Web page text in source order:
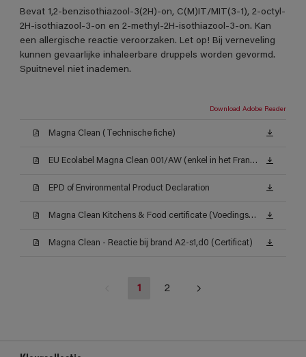
Bevat 1,2-benzisothiazool-3(2H)-on, C(M)IT/MIT(3-1), 2-octyl-
2H-isothiazool-3-on en 2-methyl-2H-isothiazool-3-on. Kan
een allergische reactie veroorzaken. Let op! Bij verneveling
kunnen gevaarlijke inhaleerbare druppels worden gevormd.
Spuitnevel niet inademen.
Download Adobe Reader
Magna Clean (Technische fiche)
EU Ecolabel Magna Clean 001/AW (enkel in het Frans beschikbaar)
EPD of Environmental Product Declaration
Magna Clean Kitchens & Food certificate (Voedingsattest ISEGA)
Magna Clean - Reactie bij brand A2-s1,d0 (Certificat)
1 2